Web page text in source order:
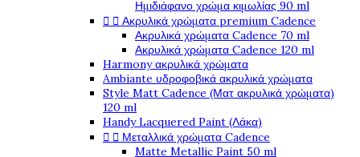
Ημιδιάφανο χρώμα κιμωλίας 90 ml
  Ακρυλικά χρώματα premium Cadence
Ακρυλικά χρώματα Cadence 70 ml
Ακρυλικά χρώματα Cadence 120 ml
Harmony ακρυλικά χρώματα
Ambiante υδροφοβικά ακρυλικά χρώματα
Style Matt Cadence (Ματ ακρυλικά χρώματα)
120 ml
Handy Lacquered Paint (Λάκα)
  Μεταλλικά χρώματα Cadence
Matte Metallic Paint 50 ml